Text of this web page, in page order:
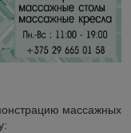
массажных